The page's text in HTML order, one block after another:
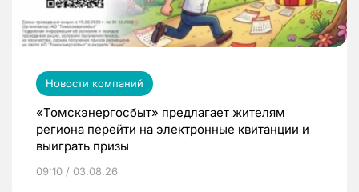
Новости компаний
«Томскэнергосбыт» предлагает жителям
региона перейти на электронные квитанции и
выиграть призы
09:10 / 03.08.26